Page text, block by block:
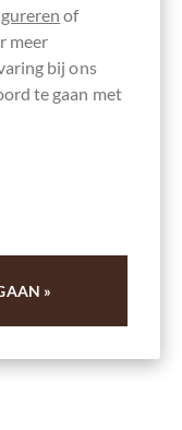
von
persönlich
!
of
meer
bij ons
te gaan met
»